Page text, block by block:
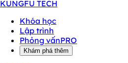
KUNGFU TECH
Khóa học
Lập trình
Phỏng vấnPRO
Khám phá thêm